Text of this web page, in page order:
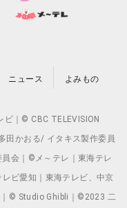
ニュース よみもの
｜© CBC TELEVISION
田かおる/ イタキス製作委員
会｜©メ～テレ｜東海テレ
ビ愛知｜東海テレビ、中京
｜© Studio Ghibli｜©2023 二